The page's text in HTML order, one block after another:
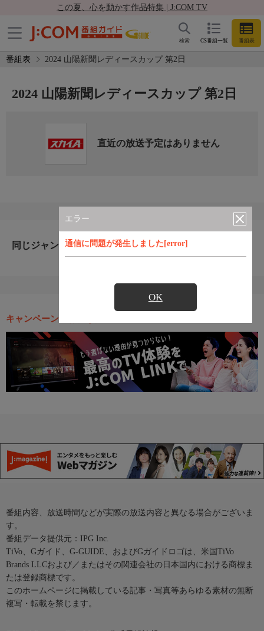
この夏、心を動かす作品特集 | J:COM TV
CS番組一覧 番組表
検索
番組表 2024 山陽新聞レディースカップ 第2日
エラー
通信に問題が発生しました[error]
OK
2024 山陽新聞レディースカップ 第2日
直近の放送予定はありません
同じジャンルのおすすめ番組
キャンペーン・お得な情報
番組内容、放送時間などが実際の放送内容と異なる場合がございま
す。
番組データ提供元：IPG Inc.
TiVo、Gガイド、G-GUIDE、およびGガイドロゴは、米国TiVo
Brands LLCおよび／またはその関連会社の日本国内における商標ま
たは登録商標です。
このホームページに掲載している記事・写真等あらゆる素材の無断
複写・転載を禁じます。